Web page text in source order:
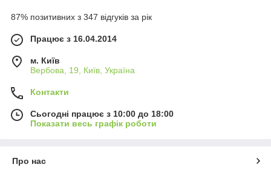
87% позитивних з 347 відгуків за рік
Працює з 16.04.2014
м. Київ
Вербова, 19, Київ, Україна
Контакти
Сьогодні працює з 10:00 до 18:00
Показати весь графік роботи
Про нас